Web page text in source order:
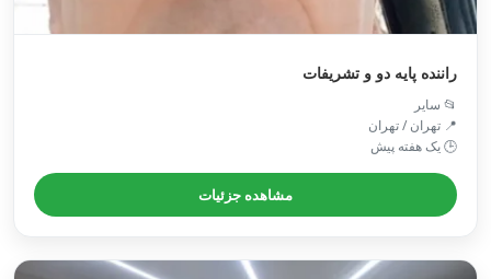
راننده پایه دو و تشریفات
📂 سایر
📍 تهران / تهران
🕒 یک هفته پیش
مشاهده جزئیات